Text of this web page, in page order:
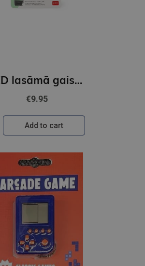
LED lasāmā gaisma Super Night Dream, mini
€9.95
Add to cart